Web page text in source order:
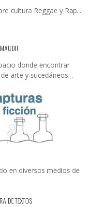
cultura Reggae y Rap...
donde encontrar
arte y sucedáneos…
en diversos medios de
DE TEXTOS